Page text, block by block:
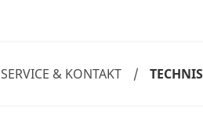
SERVICE & KONTAKT /